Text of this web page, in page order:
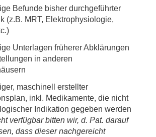
der MHH, die diese Daten zur
und gesetzlichen Pflichten
des berechtigten Interesses der
nach der Erhebung bei der MHH-
Zwecks (Kontaktaufnahme, Anbindung
ist.
per E-Mail
Befunde bisher durchgeführter
(z.B. MRT, Elektrophysiologie,
Unterlagen früherer Abklärungen
in anderen
maschinell erstellter
inkl. Medikamente, die nicht
Indikation gegeben werden
verfügbar bitten wir, d. Pat. darauf
dass dieser nachgereicht